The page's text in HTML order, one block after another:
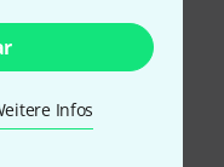
Infos
Nachnahme,
Sofort bezahlen
,